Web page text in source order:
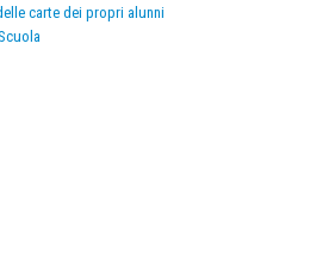
carte dei propri alunni